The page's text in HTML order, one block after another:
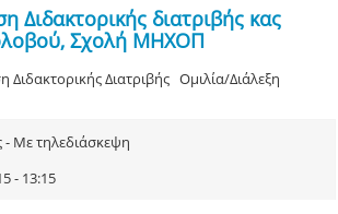
Διδακτορικής διατριβής κας
Σχολή ΜΗΧΟΠ
Διδακτορικής Διατριβής Ομιλία/Διάλεξη
- Με τηλεδιάσκεψη
- 13:15